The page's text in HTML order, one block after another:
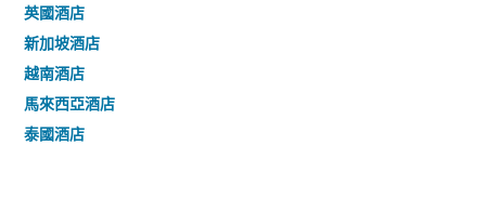
英國酒店
新加坡酒店
越南酒店
馬來西亞酒店
泰國酒店